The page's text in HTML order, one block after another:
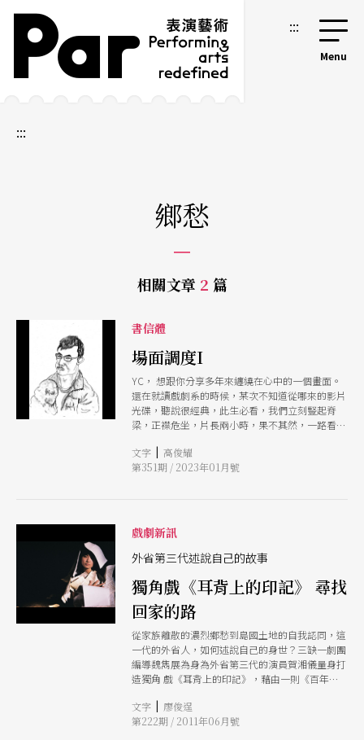
跳到主要內容區塊
網站導覽 :::
:::
鄉愁
相關文章 2 篇
書信體
場面調度I
YC， 想跟你分享多年來纏繞在心中的一個畫面。
還在就讀戲劇系的時候，某次不知道從哪來的影片
光碟，聽說很經典，此生必看，我們立刻豎起脊
梁，正襟危坐，片長兩小時，果不其然，一路看得
沉默，各自散去。沒看懂的影片，有個場景卻無預
警闖了進來，多年以後的以後，覺得失去力量的時
燭，從池子的一端走到另一端，燭火不滅，世界就
會得到拯救。相信寫到這裡，你會知道我說的是哪
部電影，沒錯，塔可夫斯基的《鄉愁》。1983年完
放、流浪，一字之別，情懷之距，千里之遙。 這
人，他來義大利蒐集資料，途中遇見了1位瘋子，
瘋子把蠟燭交給他，並告訴溫泉池的傳說。詩人相
信了他，依照約定來到這個荒廢的所在。他點燃蠟
燭，走到池子中央，一陣風把燭光吹熄，他無奈地
回到起點，再次點燃，這次，他試著用大衣擋風，
手掌呵護著微弱的火光，走著走著，風還是不留情
地吹熄。這一刻，他無助地四處觀望，似乎在尋找
什麼可仰賴的，然後印象中的模模糊糊，他望向鏡
頭，我在迷惘中和他對了上眼，也就是那瞬間突然
文字 | 高俊耀
第351期 / 2023年01月號
戲劇新訊
外省第三代述說自己的故事
獨角戲《耳背上的印記》 尋找
回家的路
從家族離散的濃烈鄉愁到島國土地的自我認同，這
一代的外省人，如何述說自己的身世？三缺一劇團
編導魏雋展為身為外省第三代的演員賀湘儀量身打
造獨角 戲《耳背上的印記》，藉由一則《百年孤
孫三代之間，沿著「我的家在那裡」、「我的家在
哪裡」、「我的家在這 裡」的主軸論述，串起了
文字 | 廖俊逞
第222期 / 2011年06月號